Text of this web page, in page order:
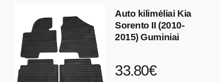
Auto kilimėliai Kia
Sorento II (2010-
2015) Guminiai
33.80€